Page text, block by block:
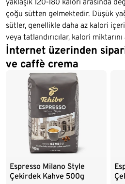
çoğu sütten gelmektedir. Düşük
sütler, genellikle daha az kalori
veya tatlandırıcılar, kalori
İnternet üzerinden
ve caffè crema
Espresso Milano Style
Çekirdek Kahve 500g